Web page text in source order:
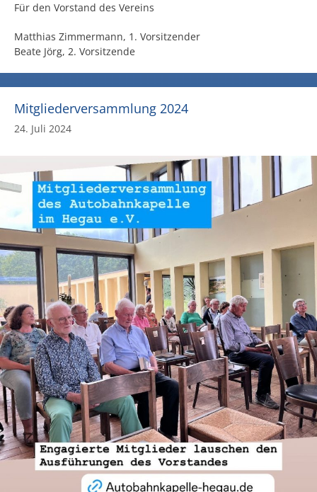
Für den Vorstand des Vereins
Matthias Zimmermann, 1. Vorsitzender
Beate Jörg, 2. Vorsitzende
Mitgliederversammlung 2024
24. Juli 2024